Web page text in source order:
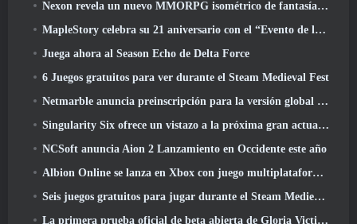
Nexon revela un nuevo MMORPG isométrico de fantasía oscura, Brasas de los sin corona
MapleStory celebra su 21 aniversario con el “Evento de la Universidad Maple”
Juega ahora al Season Echo de Delta Force
6 Juegos gratuitos para ver durante el Steam Medieval Fest
Netmarble anuncia preinscripción para la versión global del MMORPG de ciencia ficción RF Online Next
Singularity Six ofrece un vistazo a la próxima gran actualización de Palia The Royal Highlands
NCSoft anuncia Aion 2 Lanzamiento en Occidente este año
Albion Online se lanza en Xbox con juego multiplataforma completo
Seis juegos gratuitos para jugar durante el Steam Medieval Fest
La primera prueba oficial de beta abierta de Gloria Victis comienza hoy